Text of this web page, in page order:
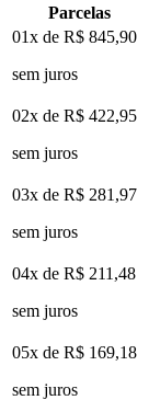
Parcelas
01x de R$ 845,90
sem juros
02x de R$ 422,95
sem juros
03x de R$ 281,97
sem juros
04x de R$ 211,48
sem juros
05x de R$ 169,18
sem juros